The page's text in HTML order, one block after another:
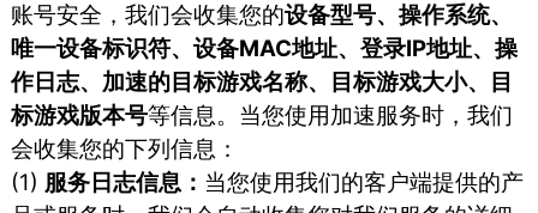
账号安全，我们会收集您的设备型号、操作系统、
唯一设备标识符、设备MAC地址、登录IP地址、操
作日志、加速的目标游戏名称、目标游戏大小、目
标游戏版本号等信息。当您使用加速服务时，我们
会收集您的下列信息：
(1) 服务日志信息： 当您使⽤我们的客户端提供的产